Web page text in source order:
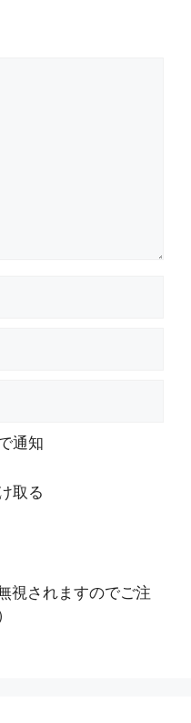
通知
取る
視されますのでご注